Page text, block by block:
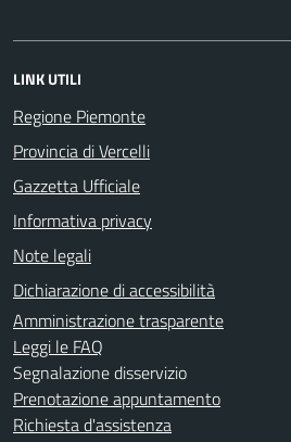
LINK UTILI
Regione Piemonte
Provincia di Vercelli
Gazzetta Ufficiale
Informativa privacy
Note legali
Dichiarazione di accessibilità
Amministrazione trasparente
Leggi le FAQ
Segnalazione disservizio
Prenotazione appuntamento
Richiesta d'assistenza